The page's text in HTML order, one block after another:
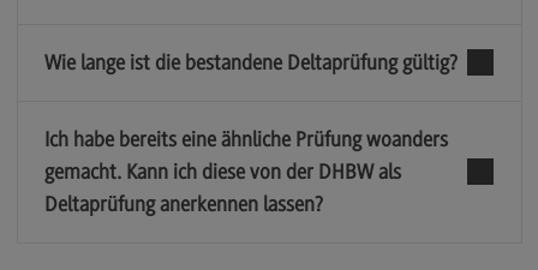
Beispielklausuren
Kontakt
Wie lange ist die bestandene Deltaprüfung gültig?
Ich habe bereits eine ähnliche Prüfung woanders
gemacht. Kann ich diese von der DHBW als
Deltaprüfung anerkennen lassen?